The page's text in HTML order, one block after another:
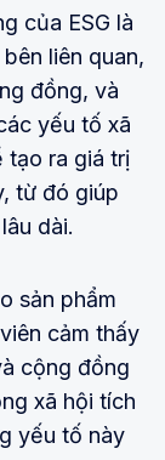
của ESG là
liên quan,
đồng, và
yếu tố xã
tạo ra giá trị
từ đó giúp
dài.
sản phẩm
cảm thấy
cộng đồng
xã hội tích
yếu tố này